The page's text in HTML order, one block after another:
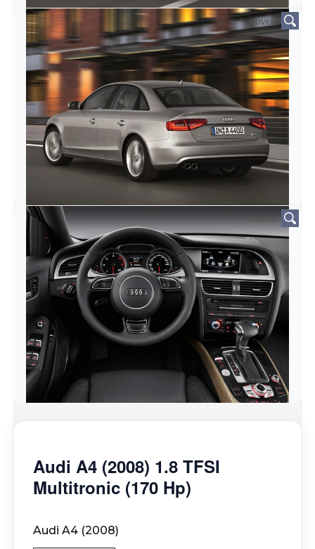
HOVER
Audi A4 (2008) 1.8 TFSI
Multitronic (170 Hp)
Audi A4 (2008)